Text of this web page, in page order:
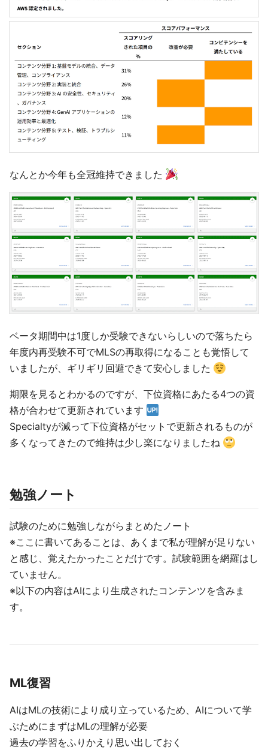
なんとか今年も全冠維持できました
ベータ期間中は1度しか受験できないらしいので落ちたら
年度内再受験不可でMLSの再取得になることも覚悟して
いましたが、ギリギリ回避できて安心しました
期限を見るとわかるのですが、下位資格にあたる4つの資
格が合わせて更新されています
Specialtyが減って下位資格がセットで更新されるものが
多くなってきたので維持は少し楽になりましたね
勉強ノート
試験のために勉強しながらまとめたノート
※ここに書いてあることは、あくまで私が理解が足りない
と感じ、覚えたかったことだけです。試験範囲を網羅はし
ていません。
※以下の内容はAIにより生成されたコンテンツを含みま
す。
ML復習
AIはMLの技術により成り立っているため、AIについて学
ぶためにまずはMLの理解が必要
過去の学習をふりかえり思い出しておく